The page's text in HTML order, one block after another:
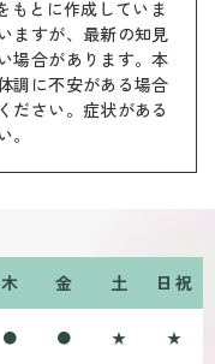
もとに作成していま
ますが、最新の知見
場合があります。本
調に不安がある場合
ださい。症状がある
木 金 土 日祝
● ● ★ ★